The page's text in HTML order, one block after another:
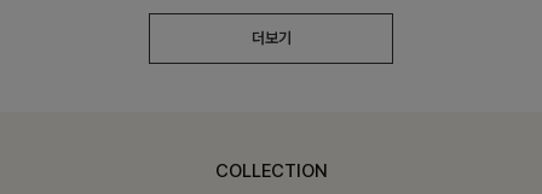
더보기
COLLECTION